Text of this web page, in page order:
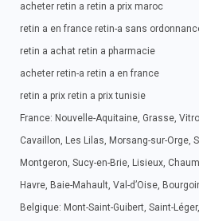
acheter retin a retin a prix maroc
retin a en france retin-a sans
retin a achat retin a pharmacie
acheter retin-a retin a en france
retin a prix retin a prix tunisie
France: Nouvelle-Aquitaine, Grasse,
Cavaillon, Les Lilas, Morsang-sur-Orge,
Montgeron, Sucy-en-Brie, Lisieux,
Havre, Baie-Mahault, Val-d’Oise,
Belgique: Mont-Saint-Guibert, Saint-